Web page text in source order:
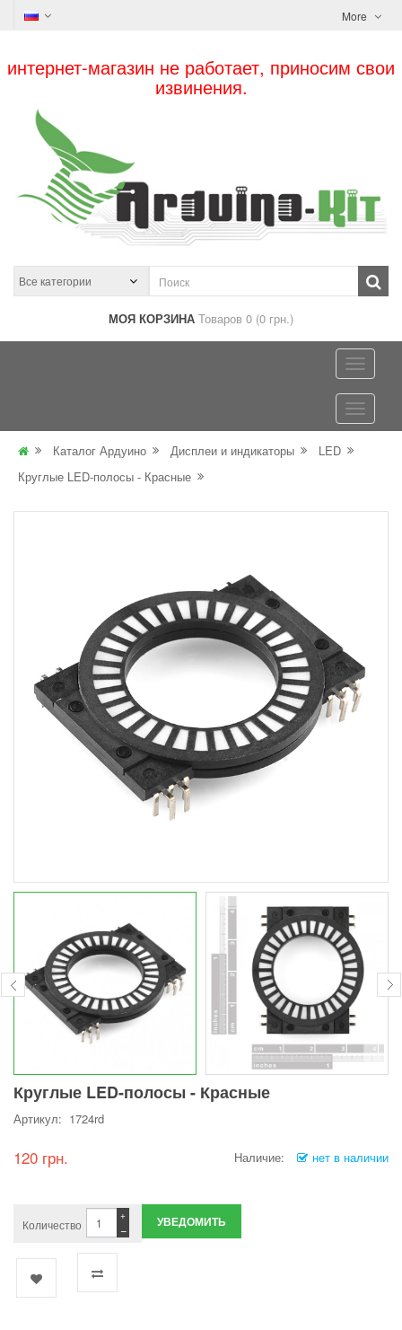
More
интернет-магазин не работает, приносим свои
извинения.
МОЯ КОРЗИНА Товаров 0 (0 грн.)
Каталог Ардуино Дисплеи и индикаторы
LED
Круглые LED-полосы - Красные
Круглые LED-полосы - Красные
Артикул: 1724rd
120 грн. Наличие: нет в наличии
Количество −
+ УВЕДОМИТЬ